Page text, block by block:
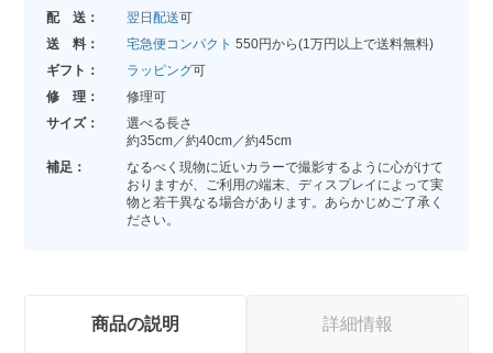
配 送： 翌日配送可
送 料：
宅急便コンパクト 550円から(1万円以上で送料無料)
ギフト：
ラッピング可
修 理：
修理可
サイズ：
選べる長さ
約35cm／約40cm／約45cm
補足：
なるべく現物に近いカラーで撮影するように心がけて
おりますが、ご利用の端末、ディスプレイによって実
物と若干異なる場合があります。あらかじめご了承く
ださい。
商品の説明 詳細情報